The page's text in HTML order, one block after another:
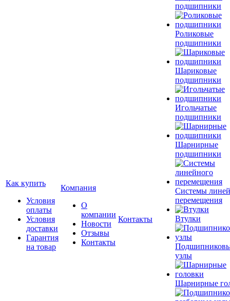
Как купить
Условия
оплаты
Условия
доставки
Гарантия
на товар
Компания
О
компании
Новости
Отзывы
Контакты
Контакты
подшипники
Роликовые
подшипники
Шариковые
подшипники
Игольчатые
подшипники
Шарнирные
подшипники
Системы
перемещения
Втулки
узлы
Шарнирные